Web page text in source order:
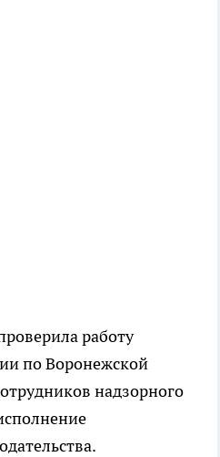
работу
по Воронежской
надзорного